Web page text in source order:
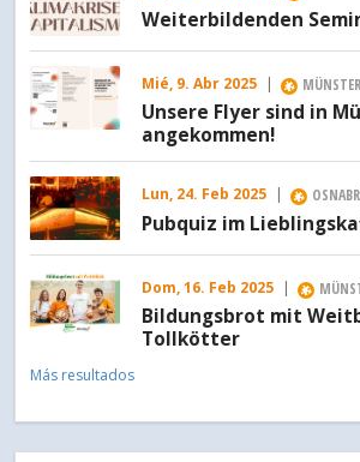
Weiterbildenden
Mié, 9. Abr 2025 | MÜNSTER
Unsere Flyer sind in
angekommen!
Lun, 24. Feb 2025 |
Pubquiz im
Dom, 16. Feb 2025 |
Bildungsbrot mit
Tollkötter
Más resultados